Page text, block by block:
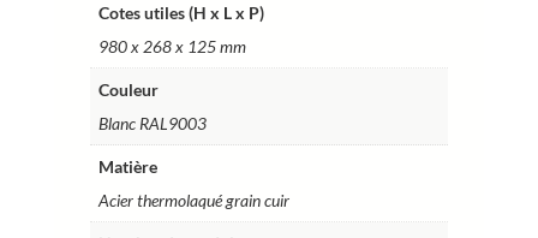
RCH500GSS
Cotes utiles (H x L x P)
980 x 268 x 125 mm
Couleur
Blanc RAL9003
Matière
Acier thermolaqué grain cuir